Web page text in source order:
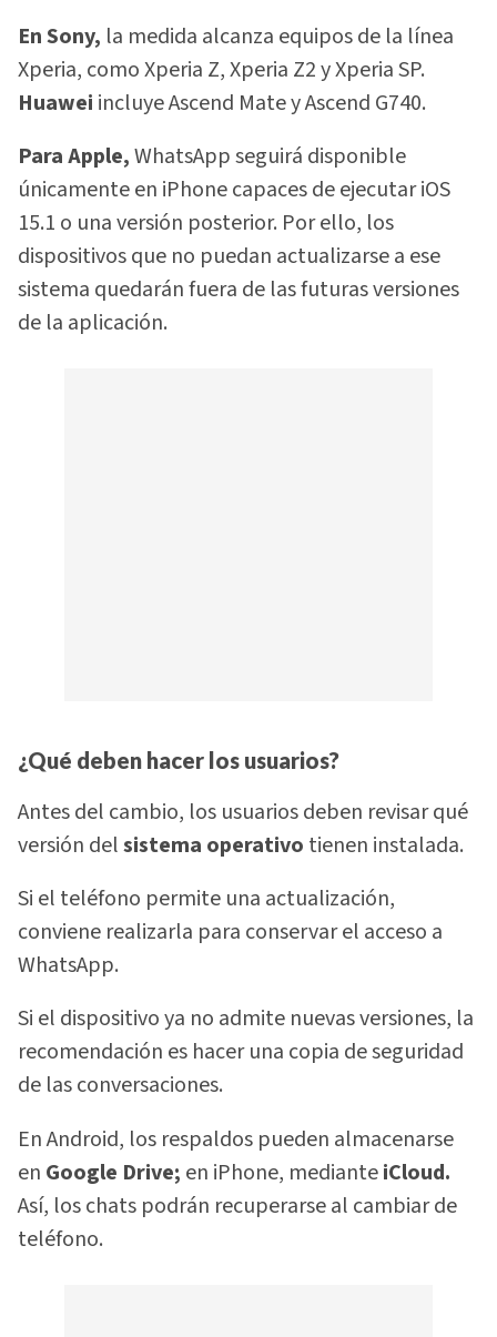
En Sony, la medida alcanza equipos de la línea
Xperia, como Xperia Z, Xperia Z2 y Xperia SP.
Huawei incluye Ascend Mate y Ascend G740.
Para Apple,WhatsApp seguirá disponible
únicamente en iPhone capaces de ejecutar iOS
15.1 o una versión posterior. Por ello, los
dispositivos que no puedan actualizarse a ese
sistema quedarán fuera de las futuras versiones
de la aplicación.
¿Qué deben hacer los usuarios?
Antes del cambio, los usuarios deben revisar qué
versión delsistema operativo tienen instalada.
Si el teléfono permite una actualización,
conviene realizarla para conservar el acceso a
WhatsApp.
Si el dispositivo ya no admite nuevas versiones, la
recomendación es hacer una copia de seguridad
de las conversaciones.
En Android, los respaldos pueden almacenarse
en Google Drive; en iPhone, medianteiCloud.
Así, los chats podrán recuperarse al cambiar de
teléfono.